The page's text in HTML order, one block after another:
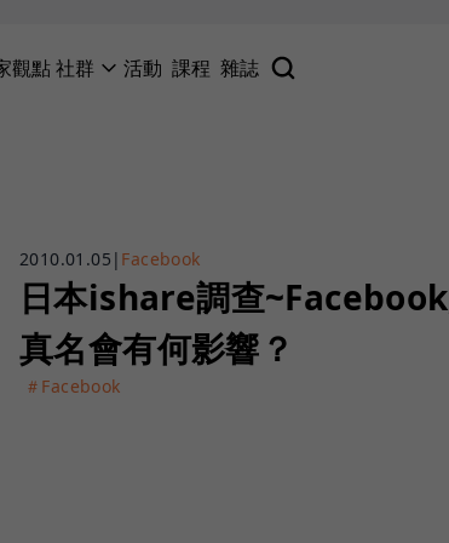
觀點社群 活動 課程 雜誌
2010.01.05 | Facebook
日本ishare調查
真名會有何影響？
＃Facebook